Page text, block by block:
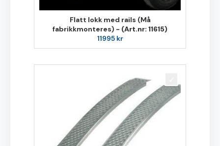
Flatt lokk med rails (Må
fabrikkmonteres) - (Art.nr: 11615)
11995 kr